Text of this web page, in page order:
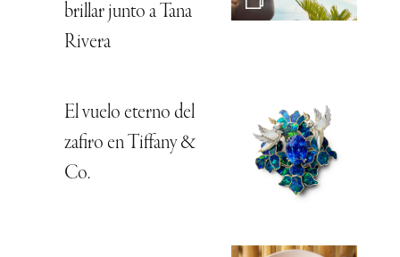
brillar junto a Tana
Rivera
El vuelo eterno del
zafiro en Tiffany &
Co.